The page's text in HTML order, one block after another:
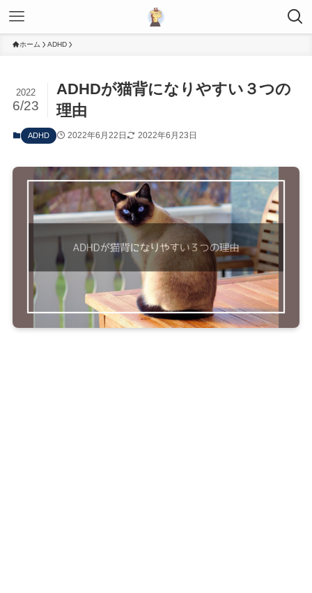
ホーム ADHD
ADHDが猫背になりやすい３つの
理由
2022
6/23
ADHD 2022年6月22日 2022年6月23日